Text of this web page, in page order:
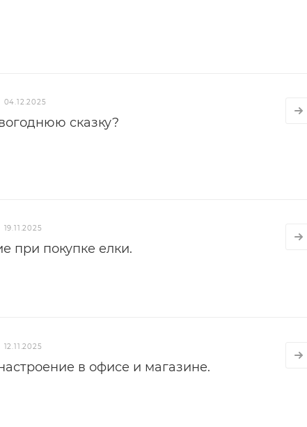
04.12.2025
сказку?
19.11.2025
при покупке елки.
12.11.2025
в офисе и магазине.